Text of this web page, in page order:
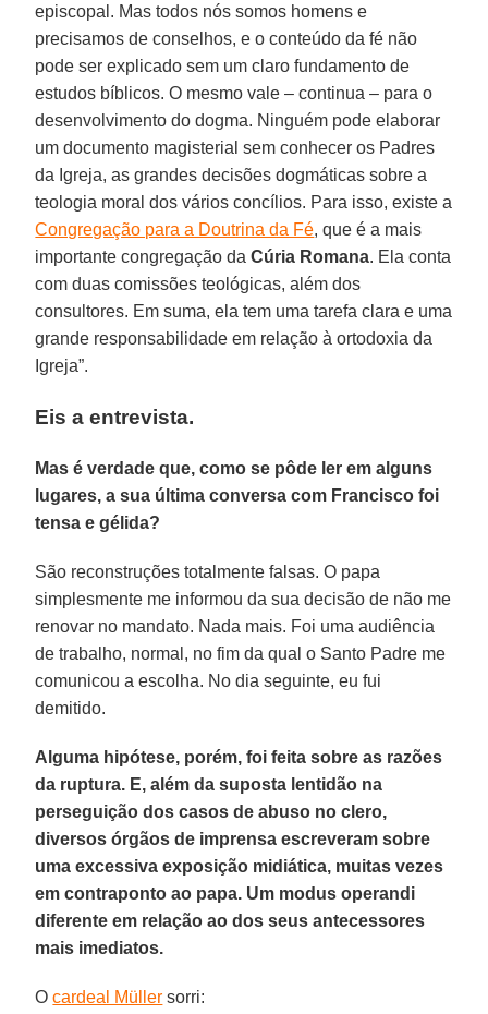
episcopal. Mas todos nós somos homens e
precisamos de conselhos, e o conteúdo da fé não
pode ser explicado sem um claro fundamento de
estudos bíblicos. O mesmo vale – continua – para o
desenvolvimento do dogma. Ninguém pode elaborar
um documento magisterial sem conhecer os Padres
da Igreja, as grandes decisões dogmáticas sobre a
teologia moral dos vários concílios. Para isso, existe a
Congregação para a Doutrina da Fé, que é a mais
importante congregação daCúria Romana. Ela conta
com duas comissões teológicas, além dos
consultores. Em suma, ela tem uma tarefa clara e uma
grande responsabilidade em relação à ortodoxia da
Igreja”.
Eis a entrevista.
Mas é verdade que, como se pôde ler em alguns
lugares, a sua última conversa com Francisco foi
tensa e gélida?
São reconstruções totalmente falsas. O papa
simplesmente me informou da sua decisão de não me
renovar no mandato. Nada mais. Foi uma audiência
de trabalho, normal, no fim da qual o Santo Padre me
comunicou a escolha. No dia seguinte, eu fui
demitido.
Alguma hipótese, porém, foi feita sobre as razões
da ruptura. E, além da suposta lentidão na
perseguição dos casos de abuso no clero,
diversos órgãos de imprensa escreveram sobre
uma excessiva exposição midiática, muitas vezes
em contraponto ao papa. Um modus operandi
diferente em relação ao dos seus antecessores
mais imediatos.
Ocardeal Müller sorri: